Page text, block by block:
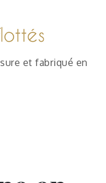
et fabriqué en